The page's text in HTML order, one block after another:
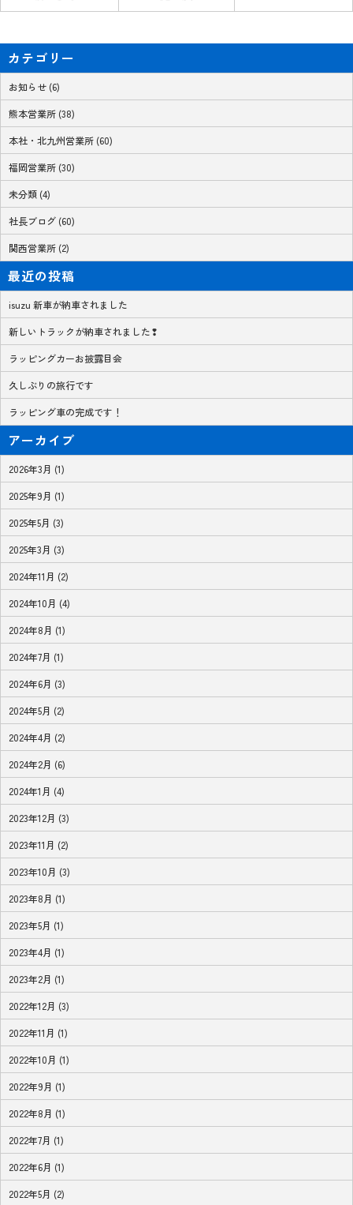
カテゴリー
お知らせ (6)
熊本営業所 (38)
本社・北九州営業所 (60)
福岡営業所 (30)
未分類 (4)
社長ブログ (60)
関西営業所 (2)
最近の投稿
isuzu 新車が納車されました
新しいトラックが納車されました❢
ラッピングカーお披露目会
久しぶりの旅行です
ラッピング車の完成です！
アーカイブ
2026年3月 (1)
2025年9月 (1)
2025年5月 (3)
2025年3月 (3)
2024年11月 (2)
2024年10月 (4)
2024年8月 (1)
2024年7月 (1)
2024年6月 (3)
2024年5月 (2)
2024年4月 (2)
2024年2月 (6)
2024年1月 (4)
2023年12月 (3)
2023年11月 (2)
2023年10月 (3)
2023年8月 (1)
2023年5月 (1)
2023年4月 (1)
2023年2月 (1)
2022年12月 (3)
2022年11月 (1)
2022年10月 (1)
2022年9月 (1)
2022年8月 (1)
2022年7月 (1)
2022年6月 (1)
2022年5月 (2)